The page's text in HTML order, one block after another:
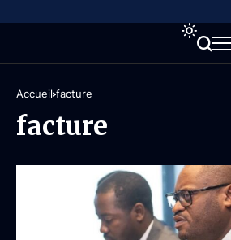
Accueil facture
facture